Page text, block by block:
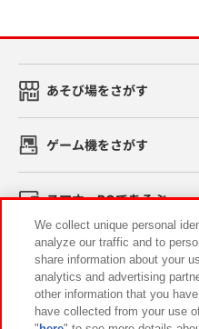
あそび場をさがす
ゲーム機をさがす
スマホ・PCであそぶ
イベント・キャンペーン
We collect unique personal
analyze our traffic and to
share information about your
analytics and advertising
other information that you
have collected from your use